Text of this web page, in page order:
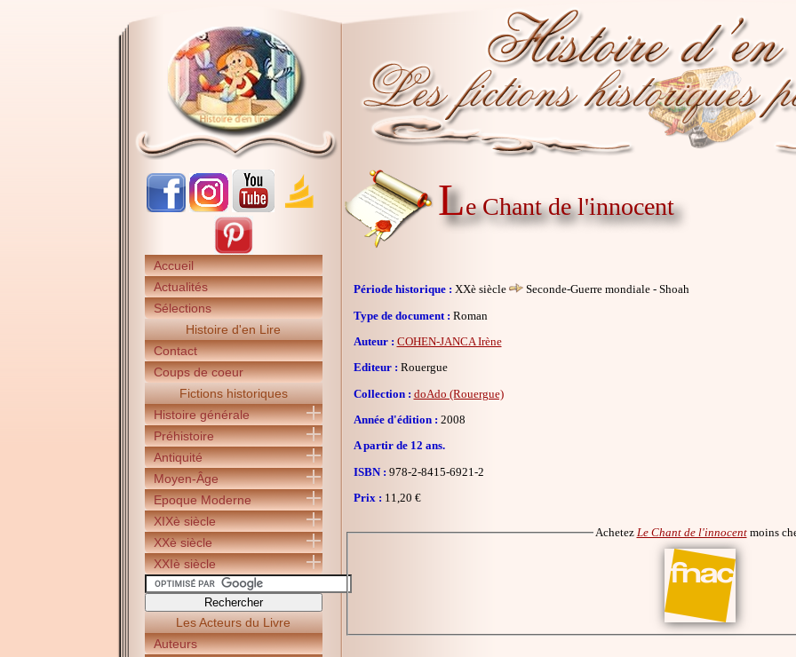
Accueil
Actualités
Sélections
Histoire d'en Lire
Contact
Coups de coeur
Fictions historiques
Histoire générale
Préhistoire
Antiquité
Moyen-Âge
Epoque Moderne
XIXè siècle
XXè siècle
XXIè siècle
Les Acteurs du Livre
Auteurs
Le Chant de l'innocent
Période historique : XXè siècle
Seconde-Guerre mondiale - Shoah
Type de document : Roman
Auteur : COHEN-JANCA Irène
Editeur : Rouergue
Collection : doAdo (Rouergue)
Année d'édition : 2008
A partir de 12 ans.
ISBN : 978-2-8415-6921-2
Prix : 11,20 €
Achetez Le Chant de l'innocentmoins